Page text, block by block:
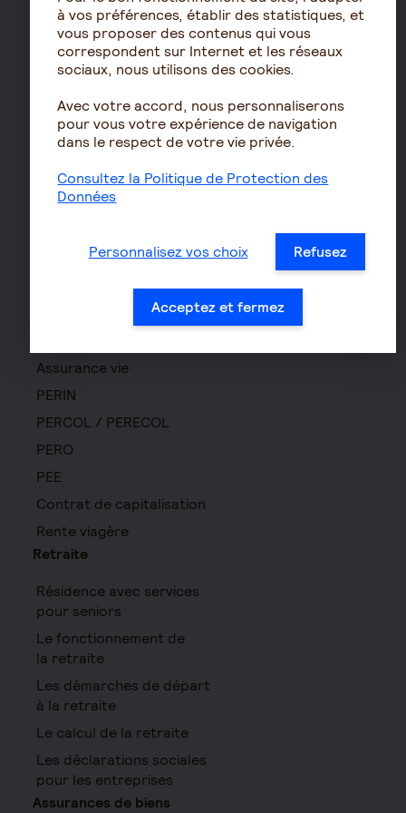
Haut
Surcomplémentaire
Mutuelle non responsable
Prévoyance
Assurance autonomie
Assurance décès
Assurance obsèques
Garantie Protection Accident
Assurance homme clé
Prévoyance cadre
Assurance vie
PERIN
PERCOL / PERECOL
PERO
PEE
Contrat de capitalisation
Rente viagère
Retraite
Résidence avec services
pour seniors
Le fonctionnement de
la retraite
Les démarches de départ
à la retraite
Le calcul de la retraite
Les déclarations sociales
pour les entreprises
Assurances de biens
à vos préférences, établir des statistiques, et
vous proposer des contenus qui vous
correspondent sur Internet et les réseaux
sociaux, nous utilisons des cookies.
Avec votre accord, nous personnaliserons
pour vous votre expérience de navigation
dans le respect de votre vie privée.
Consultez la Politique de Protection des
Données
Personnalisez vos choix Refusez
Acceptez et fermez